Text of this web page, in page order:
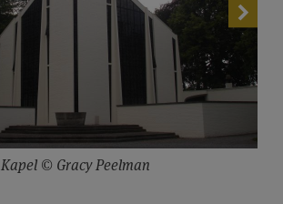
Kapel © Gracy Peelman